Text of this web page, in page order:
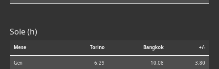
Sole (h)
Mese Torino Bangkok +/-
Gen 6.29 10.08 3.80